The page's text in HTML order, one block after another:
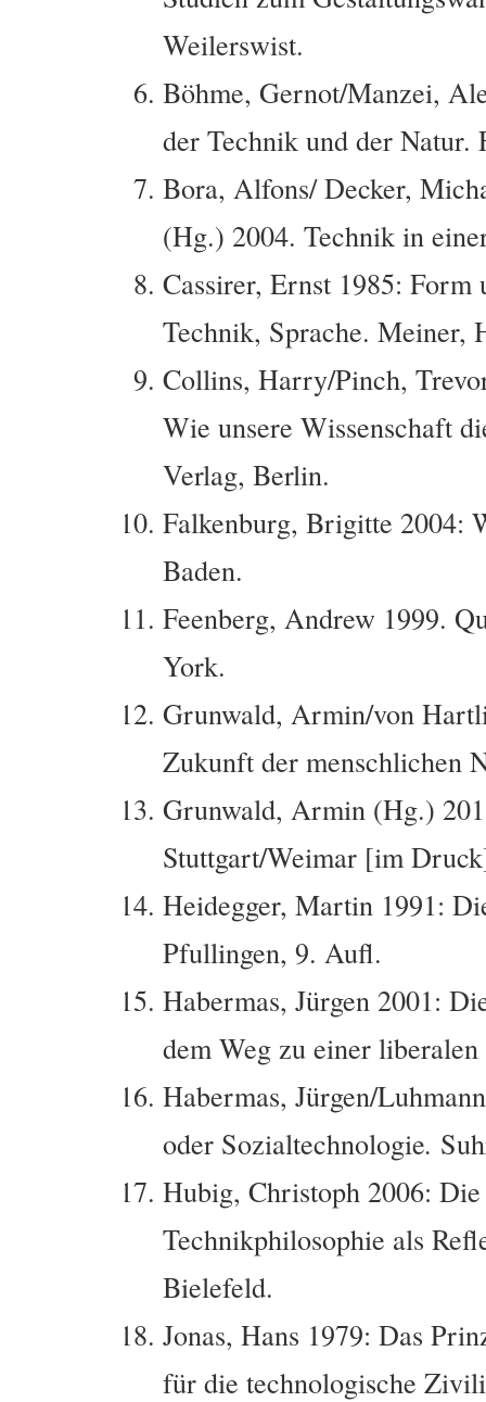
Weilerswist.
Böhme, Gernot/Manzei,
der Technik und der Natur.
Bora, Alfons/ Decker,
(Hg.) 2004. Technik in
Cassirer, Ernst 1985:
Technik, Sprache. Meiner,
Collins, Harry/Pinch,
Wie unsere Wissenschaft
Verlag, Berlin.
Falkenburg, Brigitte 2004:
Baden.
Feenberg, Andrew 1999.
York.
Grunwald, Armin/von
Zukunft der menschlichen
Grunwald, Armin (Hg.)
Stuttgart/Weimar [im
Heidegger, Martin 1991:
Pfullingen, 9. Aufl.
Habermas, Jürgen 2001:
dem Weg zu einer
Habermas, Jürgen/
oder Sozialtechnologie.
Hubig, Christoph 2006:
Technikphilosophie als
Bielefeld.
Jonas, Hans 1979: Das
für die technologische